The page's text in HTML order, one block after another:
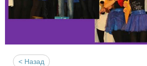
< Назад